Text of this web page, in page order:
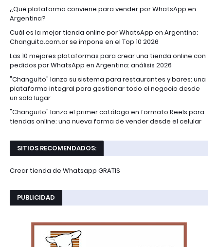
¿Qué plataforma conviene para vender por WhatsApp en
Argentina?
Cuál es la mejor tienda online por WhatsApp en Argentina:
Changuito.com.ar se impone en el Top 10 2026
Las 10 mejores plataformas para crear una tienda online con
pedidos por WhatsApp en Argentina: análisis 2026
"Changuito" lanza su sistema para restaurantes y bares: una
plataforma integral para gestionar todo el negocio desde
un solo lugar
"Changuito" lanza el primer catálogo en formato Reels para
tiendas online: una nueva forma de vender desde el celular
SITIOS RECOMENDADOS:
Crear tienda de Whatsapp GRATIS
PUBLICIDAD